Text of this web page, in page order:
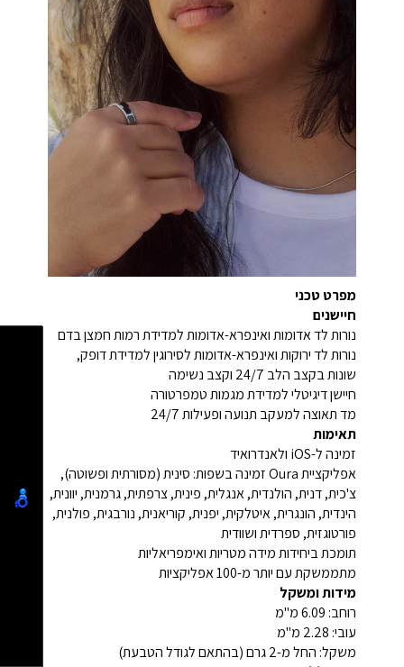
מפרט טכני
חיישנים
נורות לד אדומות ואינפרא-אדומות למדידת רמות חמצן בדם
נורות לד ירוקות ואינפרא-אדומות לסירוגין למדידת דופק,
שונות בקצב הלב 24/7 וקצב נשימה
חיישן דיגיטלי למדידת מגמות טמפרטורה
מד תאוצה למעקב תנועה ופעילות 24/7
תאימות
זמינה ל-iOS ולאנדרואיד
אפליקציית Oura זמינה בשפות: סינית (מסורתית ופשוטה),
צ'כית, דנית, הולנדית, אנגלית, פינית, צרפתית, גרמנית, יוונית,
הינדית, הונגרית, איטלקית, יפנית, קוריאנית, נורבגית, פולנית,
פורטוגזית, ספרדית ושוודית
תומכת ביחידות מידה מטריות ואימפריאליות
מתממשקת עם יותר מ-100 אפליקציות
מידות ומשקל
רוחב: 6.09 מ"מ
עובי: 2.28 מ"מ
משקל: החל מ-2 גרם (בהתאם לגודל הטבעת)